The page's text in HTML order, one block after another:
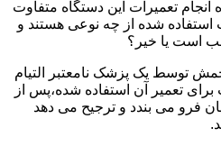
انجام تعمیرات این دستگاه متفاوت
استفاده شده از چه نوعی هستند و
است یا خیر؟
توسط یک پزشک نامعتبر التیام
تعمیر آن استفاده شده،پس از
فرو می بندد و ترجیح می دهد